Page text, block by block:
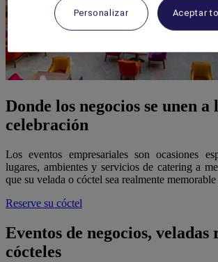
Donde los negocios se unen a
celebración
Los eventos empresariales son ocasiones
lugares, ambientes y servicios de catering a
que su velada o cóctel sea realmente
Reserve su cóctel
Eventos de negocios, veladas
cócteles
Personalizar Aceptar